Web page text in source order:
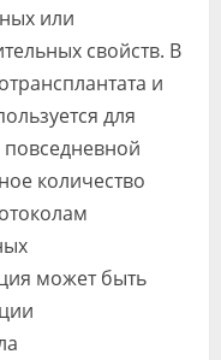
или
свойств. В
и
для
количество
может быть